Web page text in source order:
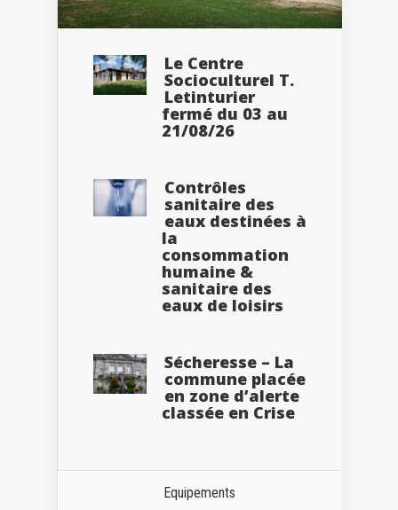
Le Centre
Socioculturel T.
Letinturier
fermé du 03 au
21/08/26
Contrôles
sanitaire des
eaux destinées à
la
consommation
humaine &
sanitaire des
eaux de loisirs
Sécheresse – La
commune placée
en zone d’alerte
classée en Crise
Equipements